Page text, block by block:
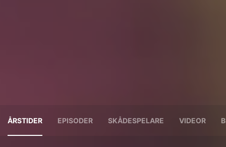
ÅRSTIDER EPISODER SKÅDESPELARE VIDEOR